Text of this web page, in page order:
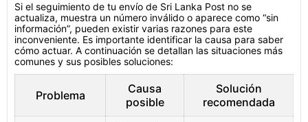
Si el seguimiento de tu envío de Sri Lanka Post no se
actualiza, muestra un número inválido o aparece como “sin
información”, pueden existir varias razones para este
inconveniente. Es importante identificar la causa para saber
cómo actuar. A continuación se detallan las situaciones más
comunes y sus posibles soluciones:
Problema
Causa
posible
Solución
recomendada